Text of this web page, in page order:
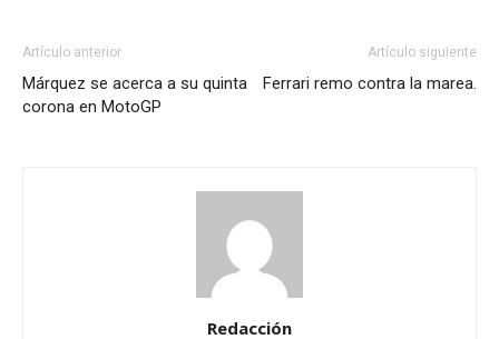
Artículo anterior
Márquez se acerca a su quinta
corona en MotoGP
Artículo siguiente
Ferrari remo contra la marea.
Redacción